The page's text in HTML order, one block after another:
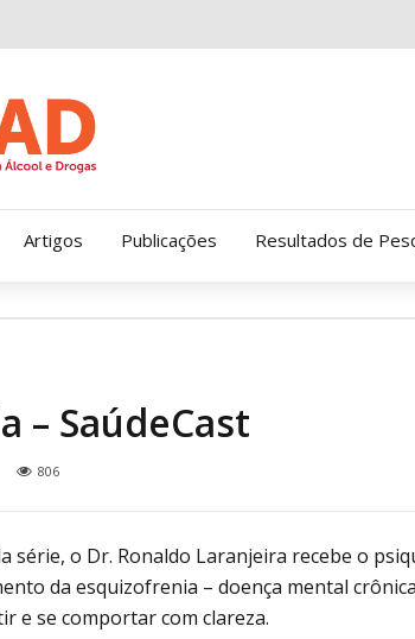
Artigos Publicações Resultados de
– SaúdeCast
806
série, o Dr. Ronaldo Laranjeira recebe o
da esquizofrenia – doença mental
e se comportar com clareza.